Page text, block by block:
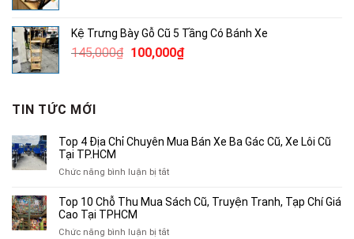
172,000₫. là:
100,000₫.
Kệ Trưng Bày Gỗ Cũ 5 Tầng Có Bánh Xe
145,000₫ Giá
100,000₫Giá
TIN TỨC MỚI
Top 4 Địa Chỉ Chuyên Mua Bán Xe Ba Gác Cũ, Xe Lôi Cũ
Tại TP.HCM
Chức năng bình luận bị tắtở
4
Top 10 Chỗ Thu Mua Sách Cũ, Truyện Tranh, Tạp Chí Giá
Cao Tại TPHCM
Chức năng bình luận bị tắtở